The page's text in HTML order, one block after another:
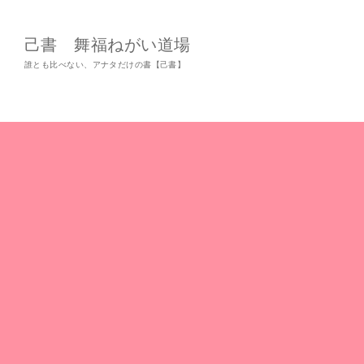
己書 舞福ねがい道場
誰とも比べない、アナタだけの書【己書】